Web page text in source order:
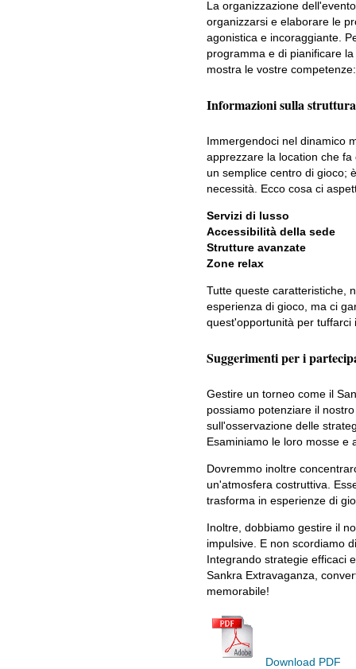
La organizzazione
organizzarsi e elaborare le
agonistica e incoraggiante.
programma e di pianificare
mostra le vostre
Informazioni sulla
Immergendoci nel dinamico
apprezzare la location che
un semplice centro di gioco;
necessità. Ecco cosa ci
Servizi di lusso
Accessibilità della sede
Strutture avanzate
Zone relax
Tutte queste caratteristiche,
esperienza di gioco, ma ci
quest'opportunità per tuffarci
Suggerimenti per i
Gestire un torneo come il
possiamo potenziare il
sull'osservazione delle
Esaminiamo le loro mosse e
Dovremmo inoltre
un'atmosfera costruttiva.
trasforma in esperienze di
Inoltre, dobbiamo gestire il
impulsive. E non scordiamo
Integrando strategie efficaci
Sankra Extravaganza,
memorabile!
Download PDF